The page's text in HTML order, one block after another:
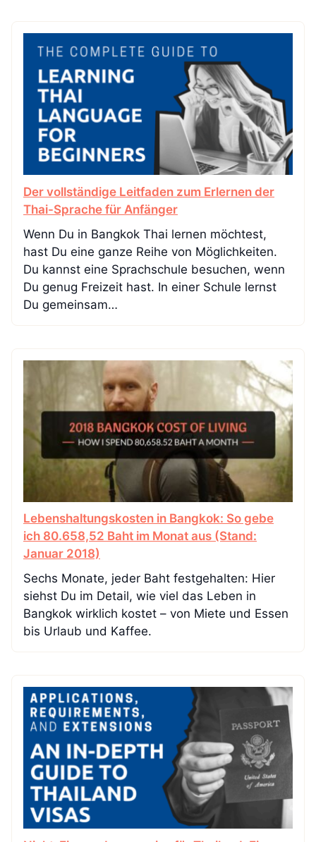
Der vollständige Leitfaden zum Erlernen der
Thai-Sprache für Anfänger
Wenn Du in Bangkok Thai lernen möchtest,
hast Du eine ganze Reihe von Möglichkeiten.
Du kannst eine Sprachschule besuchen, wenn
Du genug Freizeit hast. In einer Schule lernst
Du gemeinsam…
Lebenshaltungskosten in Bangkok: So gebe
ich 80.658,52 Baht im Monat aus (Stand:
Januar 2018)
Sechs Monate, jeder Baht festgehalten: Hier
siehst Du im Detail, wie viel das Leben in
Bangkok wirklich kostet – von Miete und Essen
bis Urlaub und Kaffee.